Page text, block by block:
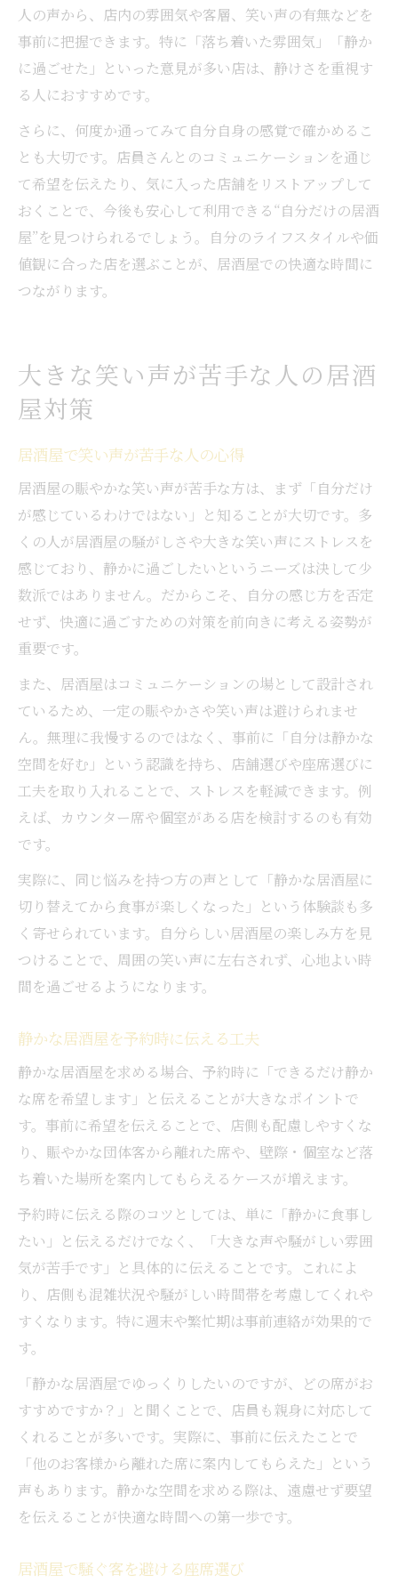
人の声から、店内の雰囲気や客層、笑い声の有無などを
事前に把握できます。特に「落ち着いた雰囲気」「静か
に過ごせた」といった意見が多い店は、静けさを重視す
る人におすすめです。
さらに、何度か通ってみて自分自身の感覚で確かめるこ
とも大切です。店員さんとのコミュニケーションを通じ
て希望を伝えたり、気に入った店舗をリストアップして
おくことで、今後も安心して利用できる“自分だけの居酒
屋”を見つけられるでしょう。自分のライフスタイルや価
値観に合った店を選ぶことが、居酒屋での快適な時間に
つながります。
大きな笑い声が苦手な人の居酒
屋対策
居酒屋で笑い声が苦手な人の心得
居酒屋の賑やかな笑い声が苦手な方は、まず「自分だけ
が感じているわけではない」と知ることが大切です。多
くの人が居酒屋の騒がしさや大きな笑い声にストレスを
感じており、静かに過ごしたいというニーズは決して少
数派ではありません。だからこそ、自分の感じ方を否定
せず、快適に過ごすための対策を前向きに考える姿勢が
重要です。
また、居酒屋はコミュニケーションの場として設計され
ているため、一定の賑やかさや笑い声は避けられませ
ん。無理に我慢するのではなく、事前に「自分は静かな
空間を好む」という認識を持ち、店舗選びや座席選びに
工夫を取り入れることで、ストレスを軽減できます。例
えば、カウンター席や個室がある店を検討するのも有効
です。
実際に、同じ悩みを持つ方の声として「静かな居酒屋に
切り替えてから食事が楽しくなった」という体験談も多
く寄せられています。自分らしい居酒屋の楽しみ方を見
つけることで、周囲の笑い声に左右されず、心地よい時
間を過ごせるようになります。
静かな居酒屋を予約時に伝える工夫
静かな居酒屋を求める場合、予約時に「できるだけ静か
な席を希望します」と伝えることが大きなポイントで
す。事前に希望を伝えることで、店側も配慮しやすくな
り、賑やかな団体客から離れた席や、壁際・個室など落
ち着いた場所を案内してもらえるケースが増えます。
予約時に伝える際のコツとしては、単に「静かに食事し
たい」と伝えるだけでなく、「大きな声や騒がしい雰囲
気が苦手です」と具体的に伝えることです。これによ
り、店側も混雑状況や騒がしい時間帯を考慮してくれや
すくなります。特に週末や繁忙期は事前連絡が効果的で
す。
「静かな居酒屋でゆっくりしたいのですが、どの席がお
すすめですか？」と聞くことで、店員も親身に対応して
くれることが多いです。実際に、事前に伝えたことで
「他のお客様から離れた席に案内してもらえた」という
声もあります。静かな空間を求める際は、遠慮せず要望
を伝えることが快適な時間への第一歩です。
居酒屋で騒ぐ客を避ける座席選び